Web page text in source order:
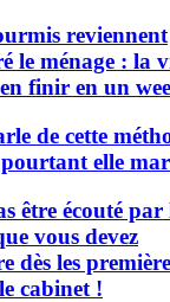
reviennent
le ménage : la
finir en un
de cette
elle
être écouté par
vous devez
dès les
cabinet !